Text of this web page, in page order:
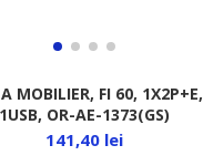
MOBILIER, FI 60, 1X2P+E,
1USB, OR-AE-1373(GS)
141,40 lei